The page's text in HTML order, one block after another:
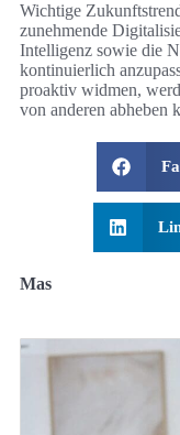
Wichtige
zunehmende
Intelligenz sowie die
kontinuierlich
proaktiv widmen,
von anderen abheben
Mas